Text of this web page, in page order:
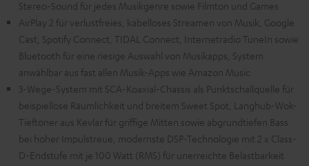
Stereo-Sound für jedes Musikgenre sowie Filmton und Games
AirPlay 2 für verlustfreies, kabelloses Streamen von Musik, Google
Cast, Spotify Connect, TIDAL Connect, Internetradio TuneIn sowie
Bluetooth für eine riesige Auswahl von Musikapps, System
anwählbar aus fast allen Musik-Apps wie Amazon Music
3-Wege-System mit SCA-Koaxial-Chassis als Punktschallquelle für
beispiellose Räumlichkeit und breitem Sweet Spot, Langhub-Wok-
Tieftöner aus Kevlar für griffige Mitten sowie abgrundtiefen Bass
bei hoher Impulstreue, modernste DSP-Technologie mit 2 x Class-
D-Endstufe mit je 100 Watt (RMS) für unerreichte Belastbarkeit